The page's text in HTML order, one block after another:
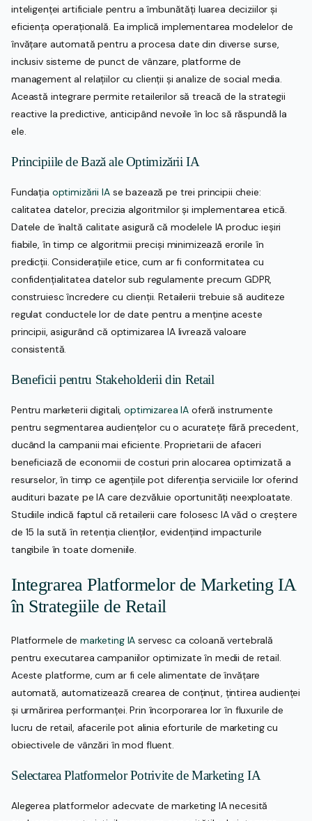
inteligenței artificiale pentru a îmbunătăți luarea deciziilor și
eficiența operațională. Ea implică implementarea modelelor de
învățare automată pentru a procesa date din diverse surse,
inclusiv sisteme de punct de vânzare, platforme de
management al relațiilor cu clienții și analize de social media.
Această integrare permite retailerilor să treacă de la strategii
reactive la predictive, anticipând nevoile în loc să răspundă la
ele.
Principiile de Bază ale Optimizării IA
Fundația optimizării IAse bazează pe trei principii cheie:
calitatea datelor, precizia algoritmilor și implementarea etică.
Datele de înaltă calitate asigură că modelele IA produc ieșiri
fiabile, în timp ce algoritmii preciși minimizează erorile în
predicții. Considerațiile etice, cum ar fi conformitatea cu
confidențialitatea datelor sub regulamente precum GDPR,
construiesc încredere cu clienții. Retailerii trebuie să auditeze
regulat conductele lor de date pentru a menține aceste
principii, asigurând că optimizarea IA livrează valoare
consistentă.
Beneficii pentru Stakeholderii din Retail
Pentru marketerii digitali,optimizarea IA oferă instrumente
pentru segmentarea audiențelor cu o acuratețe fără precedent,
ducând la campanii mai eficiente. Proprietarii de afaceri
beneficiază de economii de costuri prin alocarea optimizată a
resurselor, în timp ce agențiile pot diferenția serviciile lor oferind
audituri bazate pe IA care dezvăluie oportunități neexploatate.
Studiile indică faptul că retailerii care folosesc IA văd o creștere
de 15 la sută în retenția clienților, evidențiind impacturile
tangibile în toate domeniile.
Integrarea Platformelor de Marketing IA
în Strategiile de Retail
Platformele de marketing IA servesc ca coloană vertebrală
pentru executarea campaniilor optimizate în medii de retail.
Aceste platforme, cum ar fi cele alimentate de învățare
automată, automatizează crearea de conținut, țintirea audienței
și urmărirea performanței. Prin încorporarea lor în fluxurile de
lucru de retail, afacerile pot alinia eforturile de marketing cu
obiectivele de vânzări în mod fluent.
Selectarea Platformelor Potrivite de Marketing IA
Alegerea platformelor adecvate de marketing IA necesită